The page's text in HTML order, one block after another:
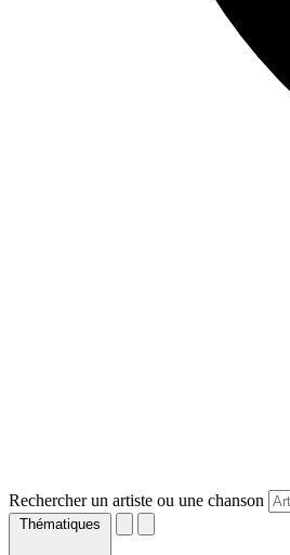
Rechercher un artiste ou une chanson
Thématiques